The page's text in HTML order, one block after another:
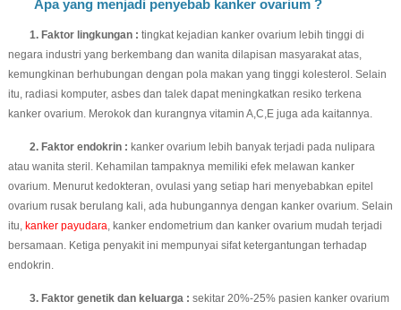
Apa yang menjadi penyebab kanker ovarium ?
1. Faktor lingkungan : tingkat kejadian kanker ovarium lebih tinggi di
negara industri yang berkembang dan wanita dilapisan masyarakat atas,
kemungkinan berhubungan dengan pola makan yang tinggi kolesterol. Selain
itu, radiasi komputer, asbes dan talek dapat meningkatkan resiko terkena
kanker ovarium. Merokok dan kurangnya vitamin A,C,E juga ada kaitannya.
2. Faktor endokrin : kanker ovarium lebih banyak terjadi pada nulipara
atau wanita steril. Kehamilan tampaknya memiliki efek melawan kanker
ovarium. Menurut kedokteran, ovulasi yang setiap hari menyebabkan epitel
ovarium rusak berulang kali, ada hubungannya dengan kanker ovarium. Selain
itu, kanker payudara, kanker endometrium dan kanker ovarium mudah terjadi
bersamaan. Ketiga penyakit ini mempunyai sifat ketergantungan terhadap
endokrin.
3. Faktor genetik dan keluarga : sekitar 20%-25% pasien kanker ovarium